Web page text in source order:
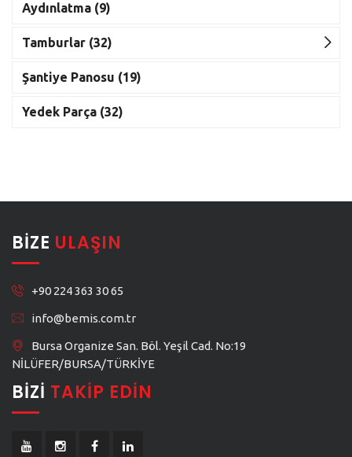
Aydınlatma (9)
Tamburlar (32)
Şantiye Panosu (19)
Yedek Parça (32)
BIZE ULAŞIN
+90 224 363 30 65
info@bemis.com.tr
Bursa Organize San. Böl. Yeşil Cad. No:19
NİLÜFER/BURSA/TÜRKİYE
BIZI TAKIP EDIN